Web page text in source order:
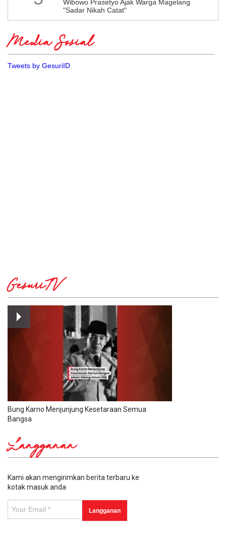
Wibowo Prasetyo Ajak Warga Magelang
"Sadar Nikah Catat"
Media Sosial
Tweets by GesuriID
GesuriTV
Bung Karno Menjunjung Kesetaraan Semua
Bangsa
Langganan
Kami akan mengirimkan berita terbaru ke
kotak masuk anda